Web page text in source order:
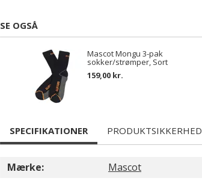
SE OGSÅ
Mascot Mongu 3-pak
sokker/strømper, Sort
159,00 kr.
SPECIFIKATIONER PRODUKTSIKKERHED
Mærke:
Mascot